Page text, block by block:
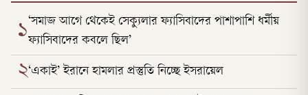
১‘সমাজ আগে থেকেই সেক্যুলার ফ্যাসিবাদের পাশাপাশি ধর্মীয়
ফ্যাসিবাদের কবলে ছিল’
২‘একাই’ ইরানে হামলার প্রস্তুতি নিচ্ছে ইসরায়েল